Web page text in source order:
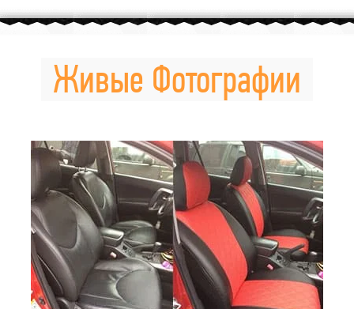
Живые Фотографии